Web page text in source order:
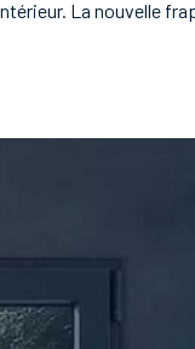
La nouvelle